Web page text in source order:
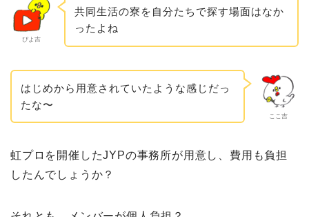
ぴよ吉
共同生活の寮を自分たちで探す場面はなか
ったよね
ここ吉
はじめから用意されていたような感じだっ
たな〜
虹プロを開催したJYPの事務所が用意し、費用も負担
したんでしょうか？